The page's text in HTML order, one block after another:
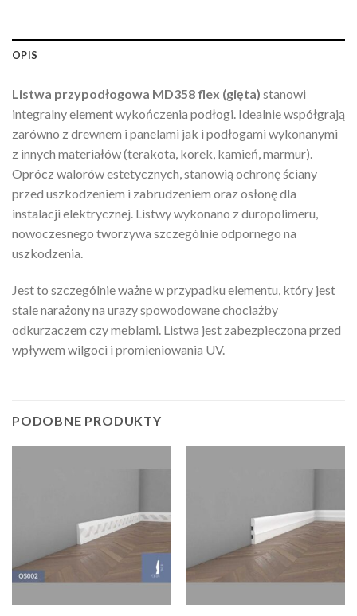
OPIS
Listwa przypodłogowa MD358 flex (gięta) stanowi
integralny element wykończenia podłogi. Idealnie współgrają
zarówno z drewnem i panelami jak i podłogami wykonanymi
z innych materiałów (terakota, korek, kamień, marmur).
Oprócz walorów estetycznych, stanowią ochronę ściany
przed uszkodzeniem i zabrudzeniem oraz osłonę dla
instalacji elektrycznej. Listwy wykonano z duropolimeru,
nowoczesnego tworzywa szczególnie odpornego na
uszkodzenia.
Jest to szczególnie ważne w przypadku elementu, który jest
stale narażony na urazy spowodowane chociażby
odkurzaczem czy meblami. Listwa jest zabezpieczona przed
wpływem wilgoci i promieniowania UV.
PODOBNE PRODUKTY